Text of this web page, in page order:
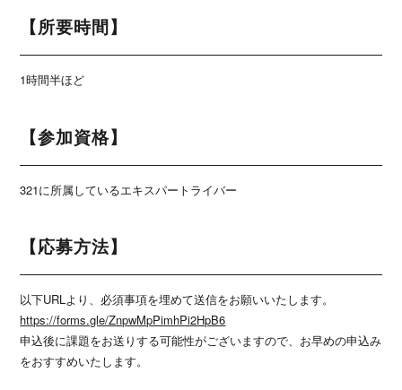
【所要時間】
1時間半ほど
【参加資格】
321に所属しているエキスパートライバー
【応募方法】
以下URLより、必須事項を埋めて送信をお願いいたします。
https://forms.gle/ZnpwMpPimhPi2HpB6
申込後に課題をお送りする可能性がございますので、お早めの申込み
をおすすめいたします。